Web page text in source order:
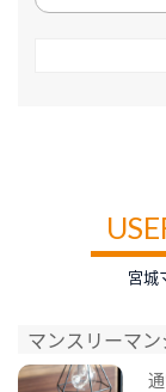
宮城
マンスリーマ